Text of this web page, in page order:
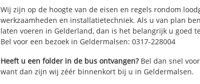
Wij zijn op de hoogte van de eisen en regels rondom
werkzaamheden en installatietechniek. Als u van plan
laten voeren in Gelderland, dan is het belangrijk u goed
Bel voor een bezoek in Geldermalsen: 0317-228004
Heeft u een folder in de bus ontvangen?Bel dan snel
want dan zijn wij zéér binnenkort bij u in Geldermalsen.